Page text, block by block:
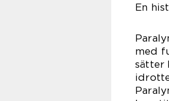
En
med
sätter